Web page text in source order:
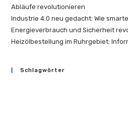
Abläufe revolutionieren
Industrie 4.0 neu gedacht: Wie
Energieverbrauch und Sicherheit
Heizölbestellung im Ruhrgebiet:
Schlagwörter